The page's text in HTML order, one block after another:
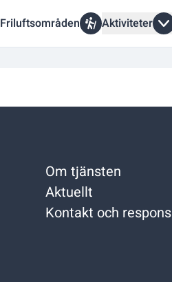
Friluftsområden Aktiviteter
Om tjänsten
Aktuellt
Kontakt och respons